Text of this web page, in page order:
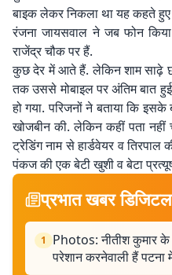
बाइक लेकर निकला था यह कहते
रंजना जायसवाल ने जब फोन
राजेंद्र चौक पर हैं.
कुछ देर में आते हैं. लेकिन शाम साढ़े
तक उससे मोबाइल पर अंतिम बात
हो गया. परिजनों ने बताया कि इसके
खोजबीन की. लेकिन कहीं पता नहीं
ट्रेडिंग नाम से हार्डवेयर व
पंकज की एक बेटी खुशी व बेटा
प्रभात खबर डिजिटल
1
Photos: नीतीश कुमार
परेशान करनेवाली हैं पटना